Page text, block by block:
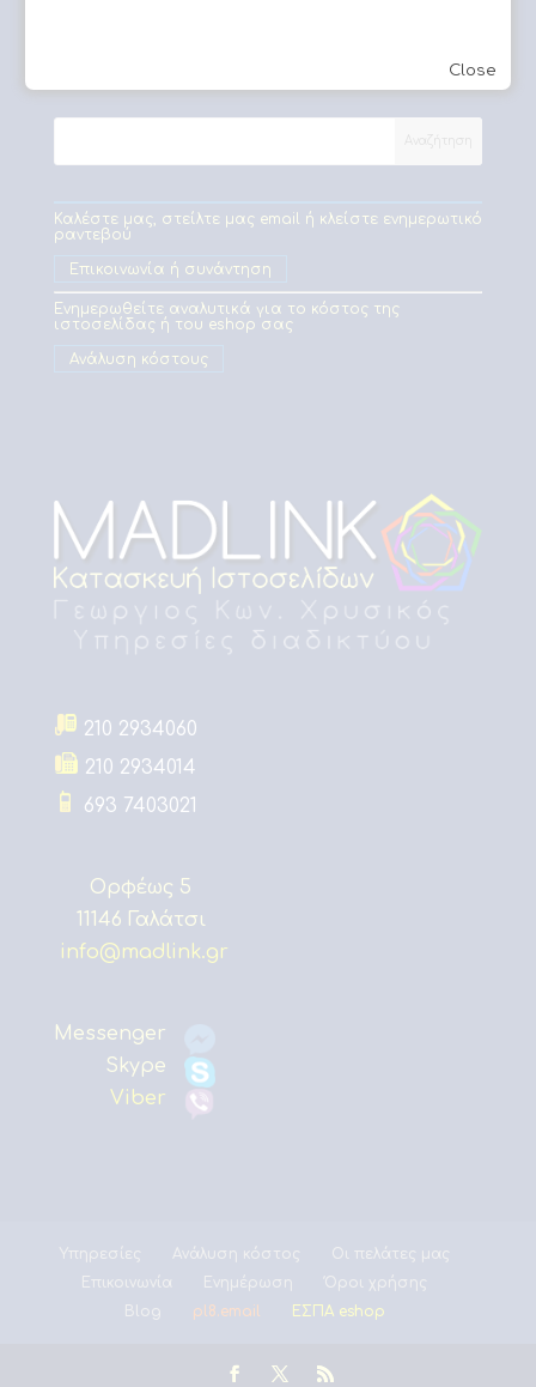
Καλέστε μας, στείλτε μας email ή κλείστε ενημερωτικό
ραντεβού
Επικοινωνία ή συνάντηση
Ενημερωθείτε αναλυτικά για το κόστος της
ιστοσελίδας ή του eshop σας
Ανάλυση κόστους
210 2934060
210 2934014
693 7403021
Ορφέως 5
11146 Γαλάτσι
info@madlink.gr
Messenger
Skype
Viber
Υπηρεσίες Ανάλυση κόστος
Οι πελάτες μας
Επικοινωνία
Ενημέρωση
Όροι χρήσης
Blog
pl8.email ΕΣΠΑ eshop
Close